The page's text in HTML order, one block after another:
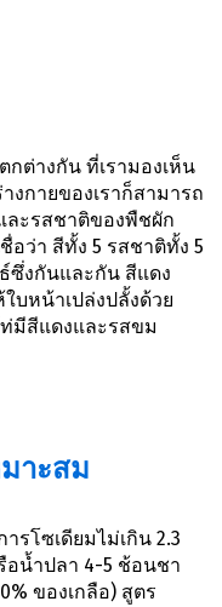
ต่างกัน ที่เรามองเห็น
งกายของเราก็สามารถ
ะรสชาติของพืชผัก
อว่า สีทั้ง 5 รสชาติทั้ง 5
ซึ่งกันและกัน สีแดง
บหน้าเปล่งปลั้งด้วย
มีสีแดงและรสขม
าะสม
รโซเดียมไม่เกิน 2.3
อน้ำปลา 4-5 ช้อนชา
ของเกลือ) สูตร